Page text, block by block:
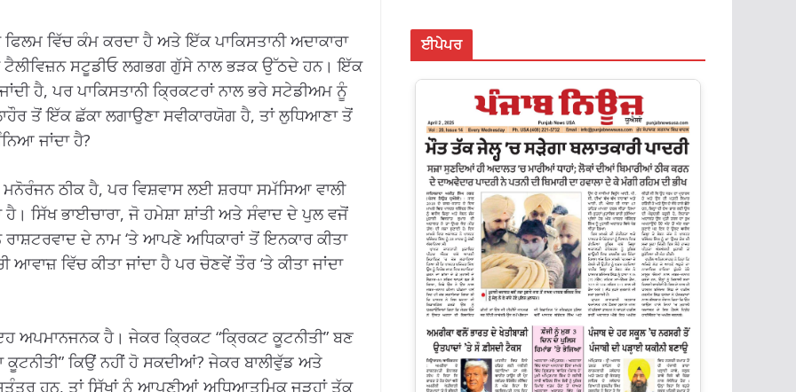
ਵਿੱਚ ਕੰਮ ਕਰਦਾ ਹੈ ਅਤੇ ਇੱਕ ਪਾਕਿਸਤਾਨੀ ਅਦਾਕਾਰਾ
ਟੈਲੀਵਿਜ਼ਨ ਸਟੂਡੀਓ ਲਗਭਗ ਗੁੱਸੇ ਨਾਲ ਭੜਕ ਉੱਠਦੇ ਹਨ। ਇੱਕ
ਹੈ, ਪਰ ਪਾਕਿਸਤਾਨੀ ਕ੍ਰਿਕਟਰਾਂ ਨਾਲ ਭਰੇ ਸਟੇਡੀਅਮ ਨੂੰ
ਤੋਂ ਇੱਕ ਛੱਕਾ ਲਗਾਉਣਾ ਸਵੀਕਾਰਯੋਗ ਹੈ, ਤਾਂ ਲੁਧਿਆਣਾ ਤੋਂ
ਜਾਂਦਾ ਹੈ?
ਠੀਕ ਹੈ, ਪਰ ਵਿਸ਼ਵਾਸ ਲਈ ਸ਼ਰਧਾ ਸਮੱਸਿਆ ਵਾਲੀ
ਸਿੱਖ ਭਾਈਚਾਰਾ, ਜੋ ਹਮੇਸ਼ਾ ਸ਼ਾਂਤੀ ਅਤੇ ਸੰਵਾਦ ਦੇ ਪੁਲ ਵਜੋਂ
ਦੇ ਨਾਮ ‘ਤੇ ਆਪਣੇ ਅਧਿਕਾਰਾਂ ਤੋਂ ਇਨਕਾਰ ਕੀਤਾ
ਵਿੱਚ ਕੀਤਾ ਜਾਂਦਾ ਹੈ ਪਰ ਚੋਣਵੇਂ ਤੌਰ ‘ਤੇ ਕੀਤਾ ਜਾਂਦਾ
ਅਪਮਾਨਜਨਕ ਹੈ। ਜੇਕਰ ਕ੍ਰਿਕਟ “ਕ੍ਰਿਕਟ ਕੂਟਨੀਤੀ” ਬਣ
ਕੂਟਨੀਤੀ” ਕਿਉਂ ਨਹੀਂ ਹੋ ਸਕਦੀਆਂ? ਜੇਕਰ ਬਾਲੀਵੁੱਡ ਅਤੇ
ਹਨ, ਤਾਂ ਸਿੱਖਾਂ ਨੂੰ ਆਪਣੀਆਂ ਅਧਿਆਤਮਿਕ ਜੜ੍ਹਾਂ ਤੱਕ
ਈਪੇਪਰ